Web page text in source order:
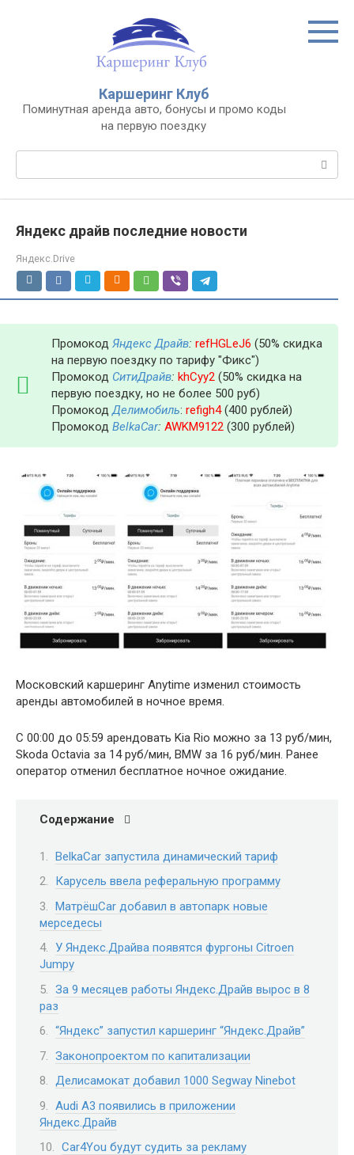
Каршеринг Клуб
Поминутная аренда авто, бонусы и промо коды
на первую поездку
Поиск:
Яндекс драйв последние новости
Яндекс.Drive
Промокод Яндекс Драйв: refHGLeJ6 (50% скидка
на первую поездку по тарифу "Фикс")
Промокод СитиДрайв: khCyy2 (50% скидка на
первую поездку, но не более 500 руб)
ПромокодДелимобиль: refigh4(400 рублей)
Промокод BelkaCar: AWKM9122 (300 рублей)
Московский каршеринг Anytime изменил стоимость
аренды автомобилей в ночное время.
С 00:00 до 05:59 арендовать Kia Rio можно за 13 руб/мин,
Skoda Octavia за 14 руб/мин, BMW за 16 руб/мин. Ранее
оператор отменил бесплатное ночное ожидание.
Содержание
BelkaCar запустила динамический тариф
Карусель ввела реферальную программу
МатрёшCar добавил в автопарк новые
мерседесы
У Яндекс.Драйва появятся фургоны Citroen
Jumpy
За 9 месяцев работы Яндекс.Драйв вырос в 8
раз
“Яндекс” запустил каршеринг “Яндекс.Драйв”
Законопроектом по капитализации
Делисамокат добавил 1000 Segway Ninebot
Audi A3 появились в приложении
Яндекс.Драйв
Car4You будут судить за рекламу